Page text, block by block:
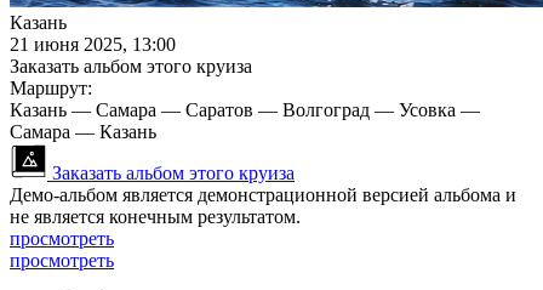
Казань
21 июня 2025, 13:00
Заказать альбом этого круиза
Маршрут:
Казань — Самара — Саратов — Волгоград — Усовка —
Самара — Казань
Заказать альбом этого круиза
Демо-альбом является демонстрационной версией альбома и
не является конечным результатом.
просмотреть
просмотреть